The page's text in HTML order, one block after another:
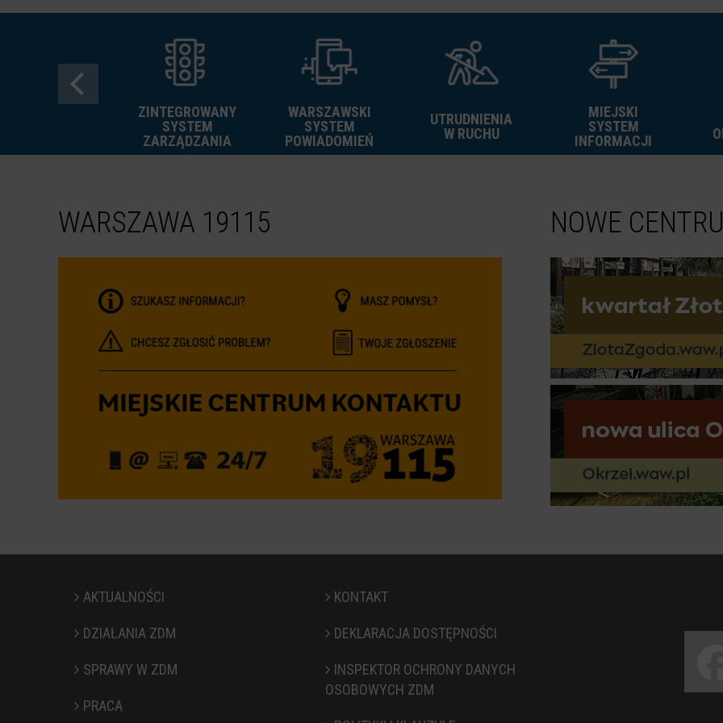
ZINTEGROWANY
SYSTEM
ZARZĄDZANIA
WARSZAWSKI
SYSTEM
POWIADOMIEŃ
UTRUDNIENIA
W RUCHU
MIEJSKI
SYSTEM
INFORMACJI
WARSZAWA 19115 NOWE
Stopka
AKTUALNOŚCI
DZIAŁANIA ZDM
SPRAWY W ZDM
PRACA
KONTAKT
DEKLARACJA DOSTĘPNOŚCI
INSPEKTOR OCHRONY DANYCH
OSOBOWYCH ZDM